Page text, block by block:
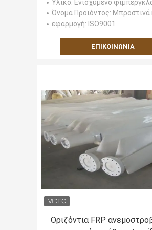
αυτοκίνητη στερεά
Υλικό: Ενισχυμένο φίμπεργκλας
Όνομα Προϊόντος: Μπροστινά και πίσω μέλη του σώματος μελών του σώματος φίμπεργκλας/
εφαρμογή: ISO9001
ΕΠΙΚΟΙΝΩΝΊΑ
Οριζόντια FRP